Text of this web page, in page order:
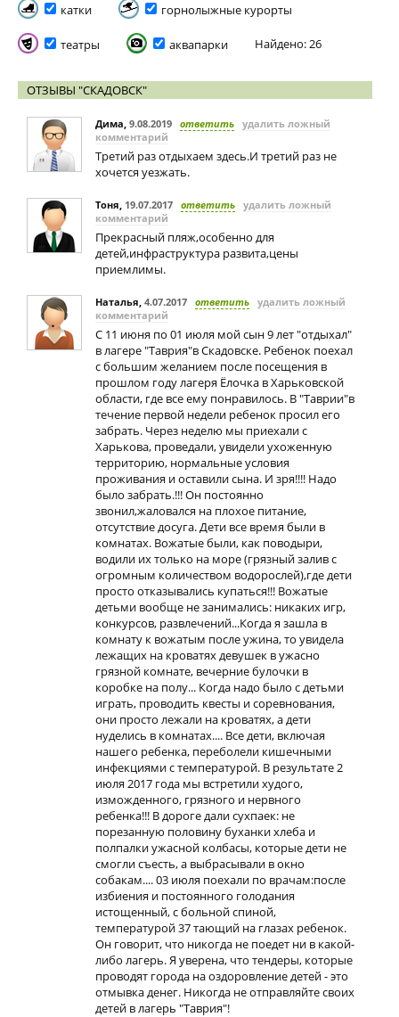
катки горнолыжные курорты
театры аквапарки Найдено: 26
ОТЗЫВЫ "СКАДОВСК"
Дима, 9.08.2019 ответить удалить ложный
комментарий
Третий раз отдыхаем здесь.И третий раз не
хочется уезжать.
Тоня, 19.07.2017 ответить удалить ложный
комментарий
Прекрасный пляж,особенно для
детей,инфраструктура развита,цены
приемлимы.
Наталья, 4.07.2017 ответить удалить ложный
комментарий
С 11 июня по 01 июля мой сын 9 лет "отдыхал"
в лагере "Таврия"в Скадовске. Ребенок поехал
с большим желанием после посещения в
прошлом году лагеря Ёлочка в Харьковской
области, где все ему понравилось. В "Таврии"в
течение первой недели ребенок просил его
забрать. Через неделю мы приехали с
Харькова, проведали, увидели ухоженную
территорию, нормальные условия
проживания и оставили сына. И зря!!!! Надо
было забрать.!!! Он постоянно
звонил,жаловался на плохое питание,
отсутствие досуга. Дети все время были в
комнатах. Вожатые были, как поводыри,
водили их только на море (грязный залив с
огромным количеством водорослей),где дети
просто отказывались купаться!!! Вожатые
детьми вообще не занимались: никаких игр,
конкурсов, развлечений...Когда я зашла в
комнату к вожатым после ужина, то увидела
лежащих на кроватях девушек в ужасно
грязной комнате, вечерние булочки в
коробке на полу... Когда надо было с детьми
играть, проводить квесты и соревнования,
они просто лежали на кроватях, а дети
нуделись в комнатах.... Все дети, включая
нашего ребенка, переболели кишечными
инфекциями с температурой. В результате 2
июля 2017 года мы встретили худого,
изможденного, грязного и нервного
ребенка!!! В дороге дали сухпаек: не
порезанную половину буханки хлеба и
полпалки ужасной колбасы, которые дети не
смогли съесть, а выбрасывали в окно
собакам.... 03 июля поехали по врачам:после
избиения и постоянного голодания
истощенный, с больной спиной,
температурой 37 тающий на глазах ребенок.
Он говорит, что никогда не поедет ни в какой-
либо лагерь. Я уверена, что тендеры, которые
проводят города на оздоровление детей - это
отмывка денег. Никогда не отправляйте своих
детей в лагерь "Таврия"!